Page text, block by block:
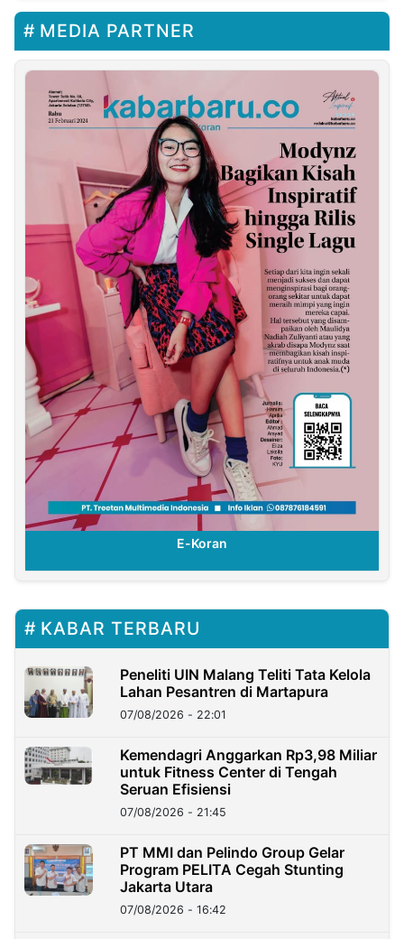
MEDIA PARTNER
E-Koran
KABAR TERBARU
Peneliti UIN Malang Teliti Tata Kelola
Lahan Pesantren di Martapura
07/08/2026 - 22:01
Kemendagri Anggarkan Rp3,98 Miliar
untuk Fitness Center di Tengah
Seruan Efisiensi
07/08/2026 - 21:45
PT MMI dan Pelindo Group Gelar
Program PELITA Cegah Stunting
Jakarta Utara
07/08/2026 - 16:42